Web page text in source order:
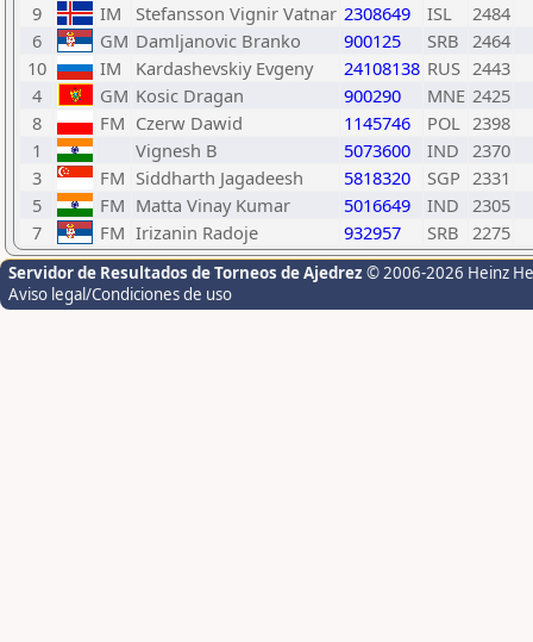
9
IM Stefansson Vignir Vatnar 2308649 ISL
2484
6
GM Damljanovic Branko 900125 SRB 2464
10
IM Kardashevskiy Evgeny 24108138 RUS 2443
4
GM Kosic Dragan 900290 MNE 2425
8
FM Czerw Dawid 1145746 POL 2398
1
Vignesh B 5073600 IND 2370
3
FM Siddharth Jagadeesh 5818320 SGP 2331
5
FM Matta Vinay Kumar 5016649 IND 2305
7
FM Irizanin Radoje 932957 SRB 2275
Servidor de Resultados de Torneos de Ajedrez © 2006-2026 Heinz
Aviso legal/Condiciones de uso